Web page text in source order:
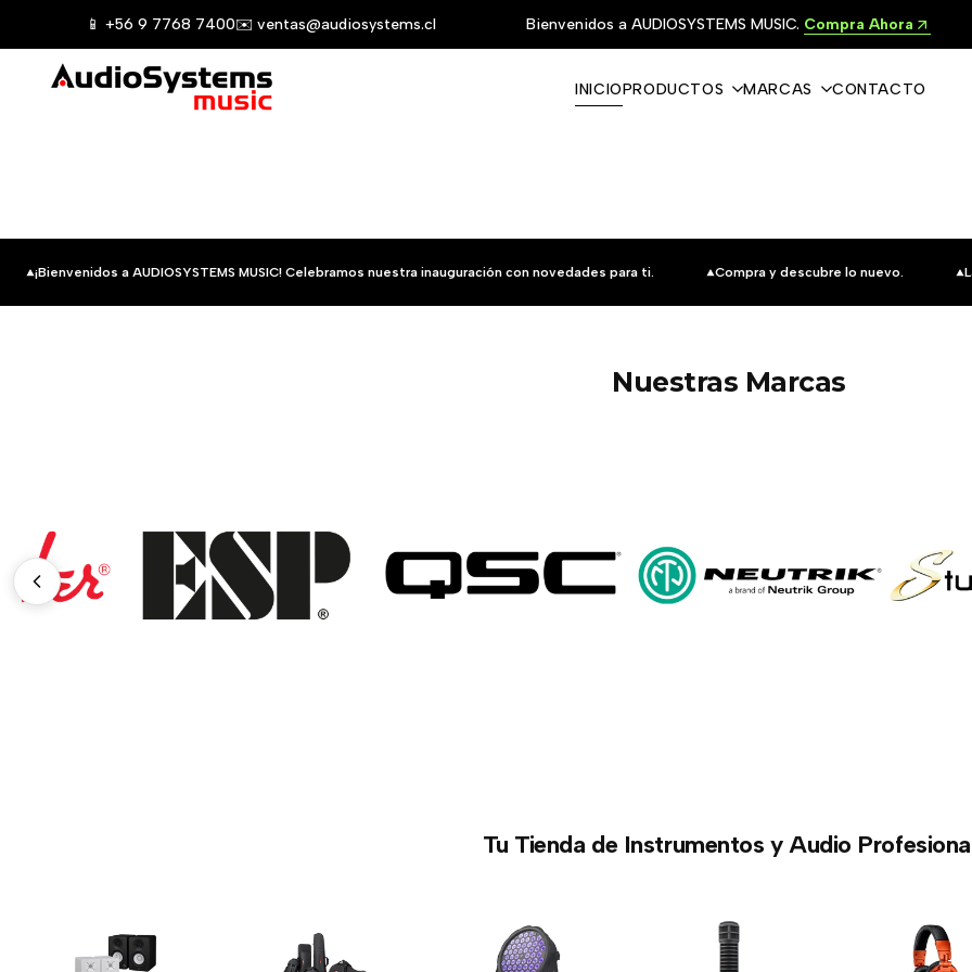
📱 +56 9 7768 7400✉️ ventas@audiosystems.cl Bienvenidos a AUDIOSYSTEMS MUSIC. Compra Ahora
INICIOPRODUCTOS MARCAS CONTACTO
¡Bienvenidos a AUDIOSYSTEMS MUSIC! Celebramos nuestra inauguración con novedades para ti. Compra y descubre lo nuevo.
Nuestras Marcas
Tu Tienda de Instrumentos y Audio